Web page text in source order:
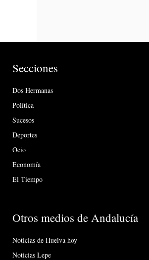
Secciones
Dos Hermanas
Política
Sucesos
Deportes
Ocio
Economía
El Tiempo
Otros medios de Andalucía
Noticias de Huelva hoy
Noticias Lepe